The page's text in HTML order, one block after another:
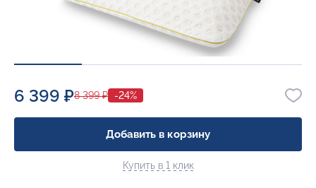
6 399 ₽8 399 ₽ -24%
Добавить в корзину
Купить в 1 клик